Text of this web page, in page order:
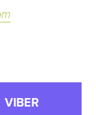
VIBER